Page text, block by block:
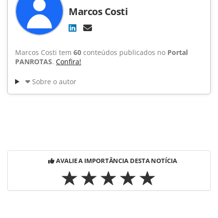
Marcos Costi
Marcos Costi tem 60 conteúdos publicados no Portal
PANROTAS. Confira!
Sobre o autor
AVALIE A IMPORTÂNCIA DESTA NOTÍCIA